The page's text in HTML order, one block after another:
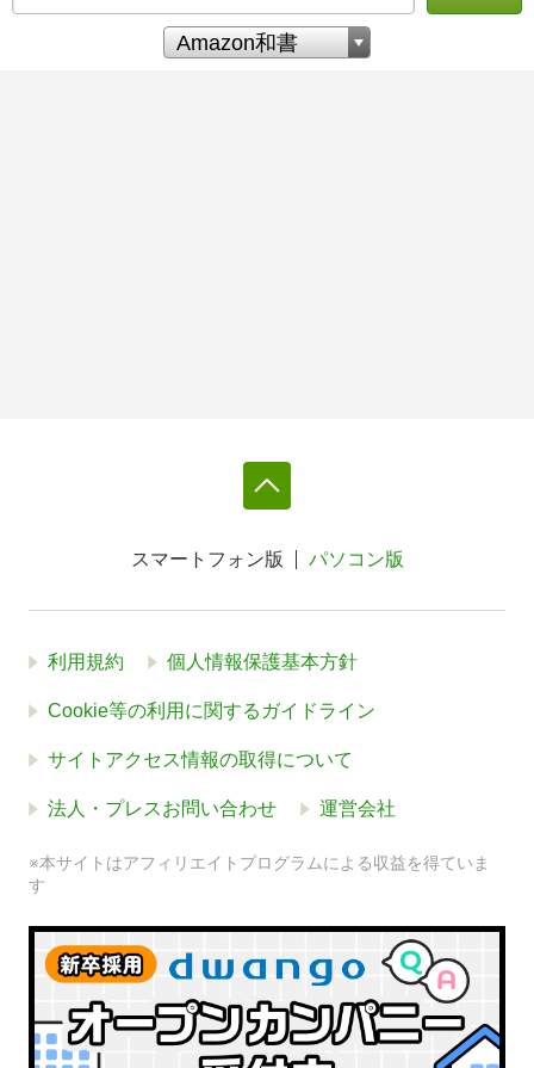
スマートフォン版 パソコン版
利用規約 個人情報保護基本方針
Cookie等の利用に関するガイドライン
サイトアクセス情報の取得について
法人・プレスお問い合わせ 運営会社
※本サイトはアフィリエイトプログラムによる収益を得ていま
す